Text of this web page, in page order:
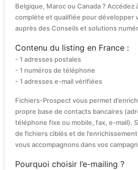
Belgique, Maroc ou Canada ? Accédez
complète et qualifiée pour développer
auprès des Conseils et solutions
Contenu du listing en France :
- 1 adresses postales
- 1 numéros de téléphone
- 1 adresses e-mail vérifiées
Fichiers-Prospect vous permet
propre base de contacts bancaires
téléphone fixe ou mobile, fax, e-mail).
de fichiers ciblés et de
vous accompagnons dans vos
Pourquoi choisir l’e-mailing ?